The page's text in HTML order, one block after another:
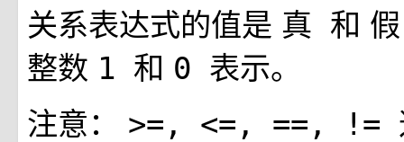
关系表达式的值是 真 和
整数 1 和 0 表示。
注意：
>=, <=, ==, !=